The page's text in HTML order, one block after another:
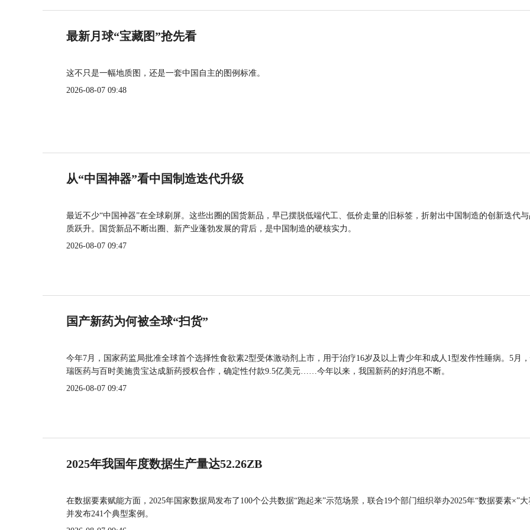
最新月球“宝藏图”抢先看
这不只是一幅地质图，还是一套中国自主的图例标准。
2026-08-07 09:48
从“中国神器”看中国制造迭代升级
最近不少“中国神器”在全球刷屏。这些出圈的国货新品，早已摆脱低端代工、低价走量的旧标签，折射出中国制造的创新迭代
质跃升。国货新品不断出圈、新产业蓬勃发展的背后，是中国制造的硬核实力。
2026-08-07 09:47
国产新药为何被全球“扫货”
今年7月，国家药监局批准全球首个选择性食欲素2型受体激动剂上市，用于治疗16岁及以上青少年和成人1型发作性睡病。5月
瑞医药与百时美施贵宝达成新药授权合作，确定性付款9.5亿美元……今年以来，我国新药的好消息不断。
2026-08-07 09:47
2025年我国年度数据生产量达52.26ZB
在数据要素赋能方面，2025年国家数据局发布了100个公共数据“跑起来”示范场景，联合19个部门组织举办2025年“数据要素×”大
并发布241个典型案例。